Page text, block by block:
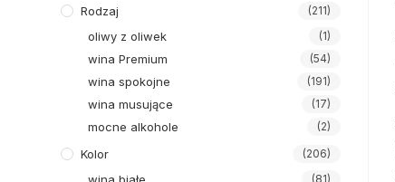
Rodzaj (211)
oliwy z oliwek (1)
wina Premium (54)
wina spokojne (191)
wina musujące (17)
mocne alkohole (2)
Kolor (206)
(81)